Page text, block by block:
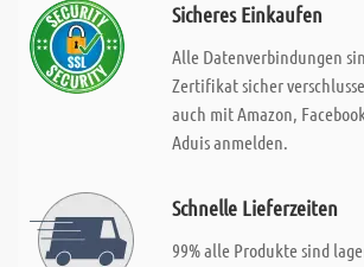
Sicheres Einkaufen
Alle Datenverbindungen
Zertifikat sicher
auch mit Amazon,
Aduis anmelden.
Schnelle Lieferzeiten
99% alle Produkte sind